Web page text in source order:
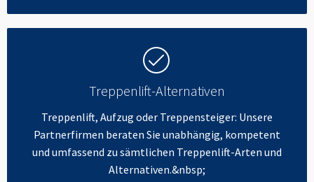
Treppenlift-Alternativen
Treppenlift, Aufzug oder Treppensteiger: Unsere
Partnerfirmen beraten Sie unabhängig, kompetent
und umfassend zu sämtlichen Treppenlift-Arten und
Alternativen.&nbsp;